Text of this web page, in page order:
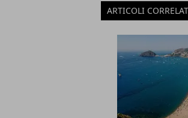
ARTICOLI